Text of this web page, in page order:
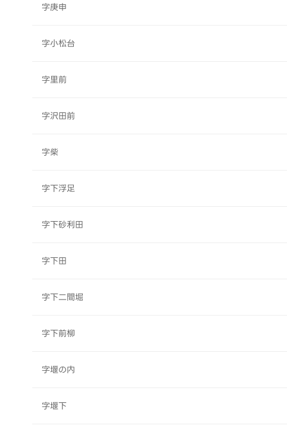
字庚申
字小松台
字里前
字沢田前
字柴
字下浮足
字下砂利田
字下田
字下二間堀
字下前柳
字堰の内
字堰下